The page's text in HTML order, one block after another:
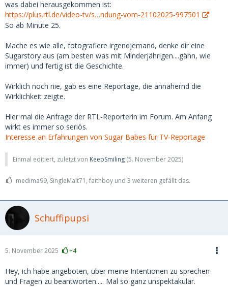
was dabei herausgekommen ist:
https://plus.rtl.de/video-tv/s…ndung-vom-21102025-997501
So ab Minute 25.
Mache es wie alle, fotografiere irgendjemand, denke dir eine
Sugarstory aus (am besten was mit Minderjährigen....gähn, wie
immer) und fertig ist die Geschichte.
Wirklich noch nie, gab es eine Reportage, die annähernd die
Wirklichkeit zeigte.
Hier mal die Anfrage der RTL-Reporterin im Forum. Am Anfang
wirkt es immer so seriös.
Interesse an Erfahrungen von Sugar Babes für TV-Reportage
Einmal editiert, zuletzt von KeepSmiling (5. November 2025)
medima99, SingleMalt71, faithboy und 3 weiteren gefällt das.
Schuffipupsi
5. November 2025 +4
Hey, ich habe angeboten, über meine Intentionen zu sprechen
und Fragen zu beantworten..... Mal so ganz unspektakulär.